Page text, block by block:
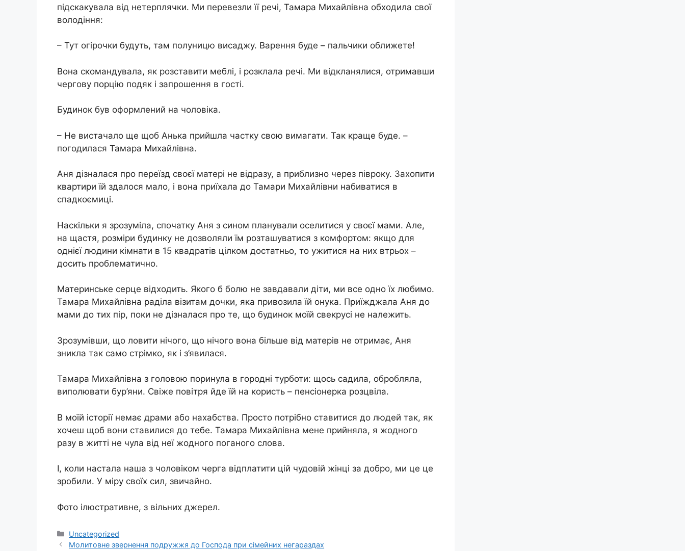
підскакувала від нетерплячки. Ми перевезли її речі, Тамара Михайлівна обходила свої
володіння:
– Тут огірочки будуть, там полуницю висаджу. Варення буде – пальчики оближете!
Вона скомандувала, як розставити меблі, і розклала речі. Ми відкланялися, отримавши
чергову порцію подяк і запрошення в гості.
Будинок був оформлений на чоловіка.
– Не вистачало ще щоб Анька прийшла частку свою вимагати. Так краще буде. –
погодилася Тамара Михайлівна.
Аня дізналася про переїзд своєї матері не відразу, а приблизно через півроку. Захопити
квартири їй здалося мало, і вона приїхала до Тамари Михайлівни набиватися в
спадкоємиці.
Наскільки я зрозуміла, спочатку Аня з сином планували оселитися у своєї мами. Але,
на щастя, розміри будинку не дозволяли їм розташуватися з комфортом: якщо для
однієї людини кімнати в 15 квадратів цілком достатньо, то ужитися на них втрьох –
досить проблематично.
Материнське серце відходить. Якого б болю не завдавали діти, ми все одно їх любимо.
Тамара Михайлівна раділа візитам дочки, яка привозила їй онука. Приїжджала Аня до
мами до тих пір, поки не дізналася про те, що будинок моїй свекрусі не належить.
Зрозумівши, що ловити нічого, що нічого вона більше від матерів не отримає, Аня
зникла так само стрімко, як і з’явилася.
Тамара Михайлівна з головою поринула в городні турботи: щось садила, обробляла,
виполювати бур’яни. Свіже повітря йде їй на користь – пенсіонерка розцвіла.
В моїй історії немає драми або нахабства. Просто потрібно ставитися до людей так, як
хочеш щоб вони ставилися до тебе. Тамара Михайлівна мене прийняла, я жодного
разу в житті не чула від неї жодного поганого слова.
І, коли настала наша з чоловіком черга відплатити цій чудовій жінці за добро, ми це це
зробили. У міру своїх сил, звичайно.
Фото ілюстративне, з вільних джерел.
Категорії
Uncategorized
Молитовне звернення подружжя до Господа при сімейних негараздах